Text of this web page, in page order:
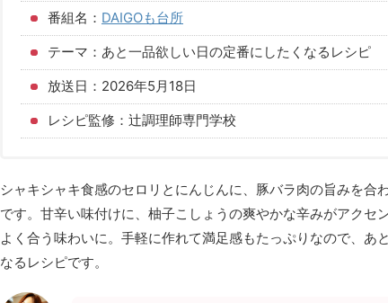
番組名： DAIGOも台所
テーマ：あと一品欲しい日の定番にしたくなるレシピ
放送日：2026年5月18日
レシピ監修：辻調理師専門学校
シャキシャキ食感のセロリとにんじんに、豚バラ肉の旨みを合
です。甘辛い味付けに、柚子こしょうの爽やかな辛みがアクセ
よく合う味わいに。手軽に作れて満足感もたっぷりなので、あ
なるレシピです。